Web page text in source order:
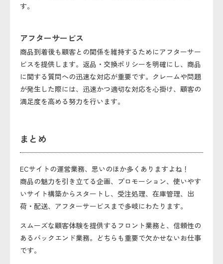
す。
アフターサービス
商品到着後も顧客との関係を維持するためにアフターサー
ビスを提供します。返品・交換ポリシーを明確にし、商品
に関する質問への迅速な対応が重要です。クレームや問題
が発生した際には、迅速かつ適切な対応を心掛け、顧客の
満足度を高める努力を行います。
まとめ
ECサイトの運営業務、思いのほか多くありますよね！
商品の魅力を引き立てる企画、プロモーション、使いやす
いサイト構築からスタートし、受注処理、在庫管理、出
荷・配送、アフターサービスまで多岐にわたります。
スムーズな顧客体験を提供するフロント業務と、信頼性の
あるバックエンド業務。どちらも重要で欠かせないお仕事
です。